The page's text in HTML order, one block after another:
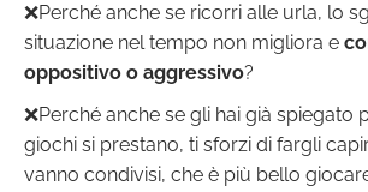
❌Perché anche se ricorri alle urla, lo
situazione nel tempo non migliora e
oppositivo o aggressivo?
❌Perché anche se gli hai già spiegato
giochi si prestano, ti sforzi di fargli
vanno condivisi, che è più bello